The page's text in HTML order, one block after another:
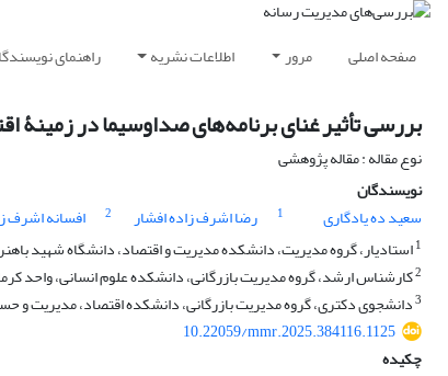
صفحه اصلی مرور اطلاعات نشریه راهنمای
بررسی تأثیر غنای برنامه‌های صداوسیما در زمینۀ
نوع مقاله : مقاله پژوهشی
نویسندگان
سعید ده یادگاری
1 رضا اشرف زاده افشار 2 افسانه اشرف
1استادیار، گروه مدیریت، دانشکده مدیریت و اقتصاد، دانشگاه شهید
2کارشناس ارشد، گروه مدیریت بازرگانی، دانشکده علوم انسانی، واحد
3دانشجوی دکتری، گروه مدیریت بازرگانی، دانشکده اقتصاد، مدیریت و
10.22059/mmr.2025.384116.1125
چکیده